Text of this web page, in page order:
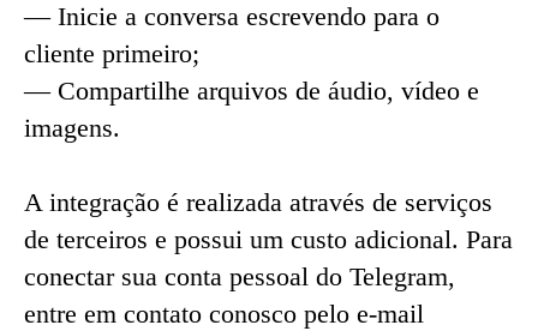
— Inicie a conversa escrevendo para o
cliente primeiro;
— Compartilhe arquivos de áudio, vídeo e
imagens.
A integração é realizada através de serviços
de terceiros e possui um custo adicional. Para
conectar sua conta pessoal do Telegram,
entre em contato conosco pelo e-mail